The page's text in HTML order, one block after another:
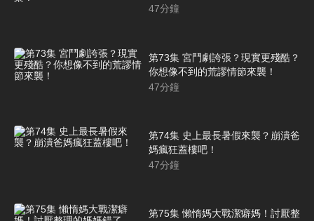
47分鐘
第73集 宮鬥劇誇張？現實更殘酷？
你想像不到的荒謬情節來襲！
47分鐘
第74集 史上最長暑假來襲？崩潰爸
媽瘋狂蓋樓吧！
47分鐘
第75集 懶惰媽大戰潔癖媽！討厭整